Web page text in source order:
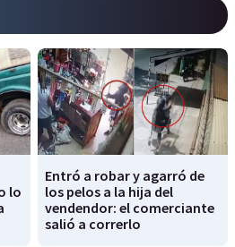
lo
Entró a robar y agarró de
los pelos a la hija del
vendendor: el comerciante
salió a correrlo